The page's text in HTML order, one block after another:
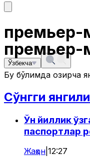
премьер-
Ўзбекча
премьер-
Бу бўлимда ҳозирча
Сўнгги
Ўн йиллик
паспортлар
Жаҳон 12:27